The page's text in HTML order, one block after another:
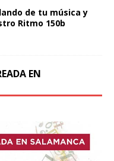
de tu música y
Ritmo 150b
EN